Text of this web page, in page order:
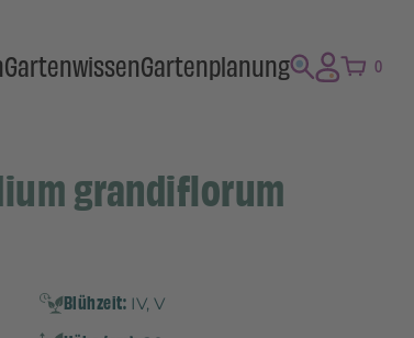
GartenwissenGartenplanung 0
grandiflorum
Blühzeit: IV, V